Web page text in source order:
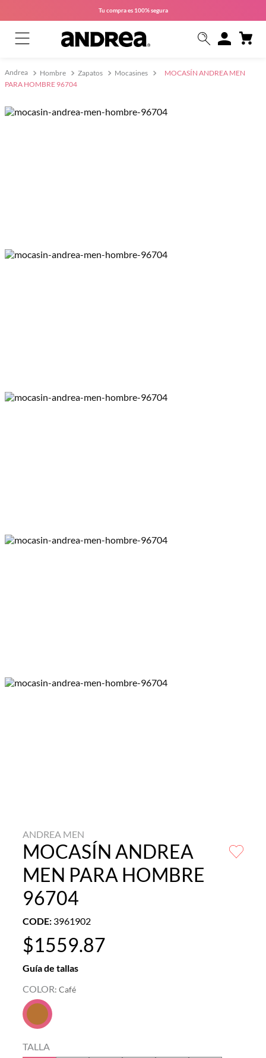
Tu compra es 100% segura
Hombre Zapatos Mocasines
MOCASÍN ANDREA MEN
PARA HOMBRE 96704
ANDREA MEN
MOCASÍN ANDREA
MEN PARA HOMBRE
96704
CODE: 3961902
$1559.87
Guía de tallas
COLOR: Café
TALLA